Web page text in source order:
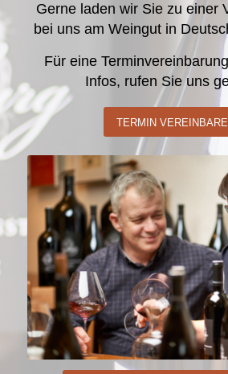
Gerne laden wir Sie zu einer
bei uns am Weingut in
Für eine
Infos, rufen Sie uns
TERMIN